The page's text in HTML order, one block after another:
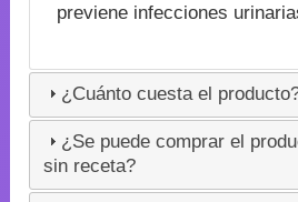
previene infecciones
¿Cuánto cuesta el
¿Se puede comprar el
sin receta?